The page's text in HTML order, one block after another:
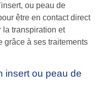
ou peau de
être en contact direct
la transpiration et
grâce à ses traitements
insert ou peau de